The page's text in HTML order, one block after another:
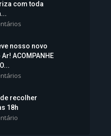
Lemos
nesta...
de exibição
com toda
nosso novo
ACOMPANHE
recolher
18h